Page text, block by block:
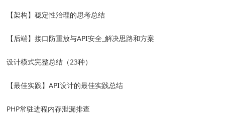
【架构】稳定性治理的思考总结
【后端】接口防重放与API安全_解决思路和方案
设计模式完整总结（23种）
【最佳实践】API设计的最佳实践总结
PHP常驻进程内存泄漏排查